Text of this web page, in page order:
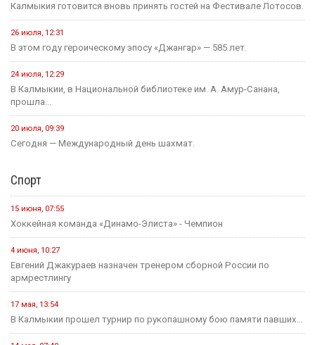
Калмыкия готовится вновь принять гостей на Фестивале Лотосов.
26 июля, 12:31
В этом году героическому эпосу «Джангар» — 585 лет.
24 июля, 12:29
В Калмыкии, в Национальной библиотеке им. А. Амур-Санана,
прошла...
20 июля, 09:39
Сегодня — Международный день шахмат.
Спорт
15 июня, 07:55
Хоккейная команда «Динамо-Элиста» - Чемпион
4 июня, 10:27
Евгений Джакураев назначен тренером сборной России по
армрестлингу
17 мая, 13:54
В Калмыкии прошел турнир по рукопашному бою памяти павших...